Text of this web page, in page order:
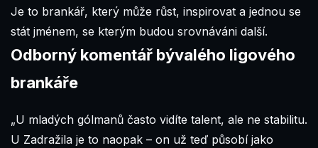
Je to brankář, který může růst, inspirovat a jednou se
stát jménem, se kterým budou srovnáváni další.
Odborný komentář bývalého ligového
brankáře
„U mladých gólmanů často vidíte talent, ale ne stabilitu.
U Zadražila je to naopak – on už teď působí jako